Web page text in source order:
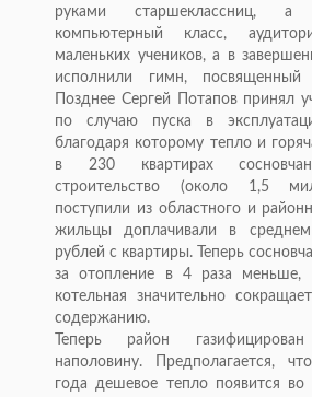
руками старшеклассниц,
компьютерный класс,
маленьких учеников, а в
исполнили гимн,
Позднее Сергей Потапов принял
по случаю пуска в
благодаря которому тепло и
в 230 квартирах
строительство (около 1,5
поступили из областного и
жильцы доплачивали в
рублей с квартиры. Теперь
за отопление в 4 раза меньше,
котельная значительно
содержанию.
Теперь район
наполовину. Предполагается,
года дешевое тепло появится во